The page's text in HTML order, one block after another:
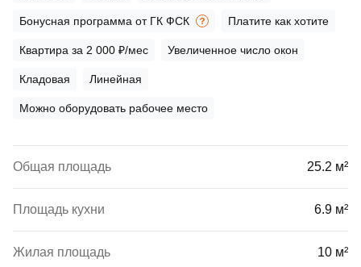
Бонусная программа от ГК ФСК Платите как хотите
Квартира за 2 000 ₽/мес Увеличенное число окон
Кладовая Линейная
Можно оборудовать рабочее место
Общая площадь 25.2 м²
Площадь кухни 6.9 м²
Жилая площадь 10 м²